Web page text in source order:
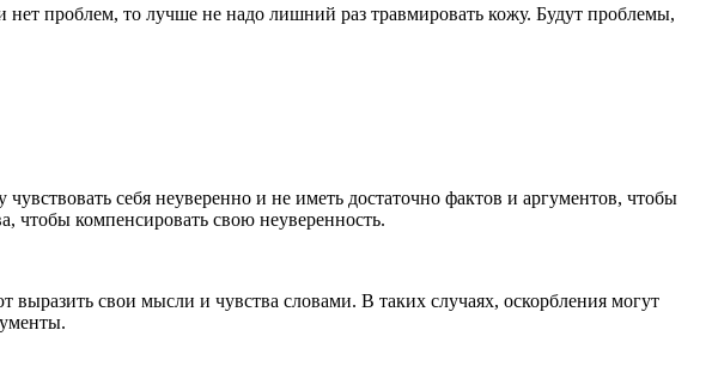
проблем, то лучше не надо лишний раз травмировать кожу. Будут проблемы,
себя неуверенно и не иметь достаточно фактов и аргументов, чтобы
чтобы компенсировать свою неуверенность.
свои мысли и чувства словами. В таких случаях, оскорбления могут